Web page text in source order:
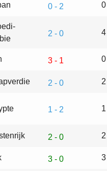
0 - 2
2 - 0
3 - 1
2 - 0
1 - 2
2 - 0
3 - 0